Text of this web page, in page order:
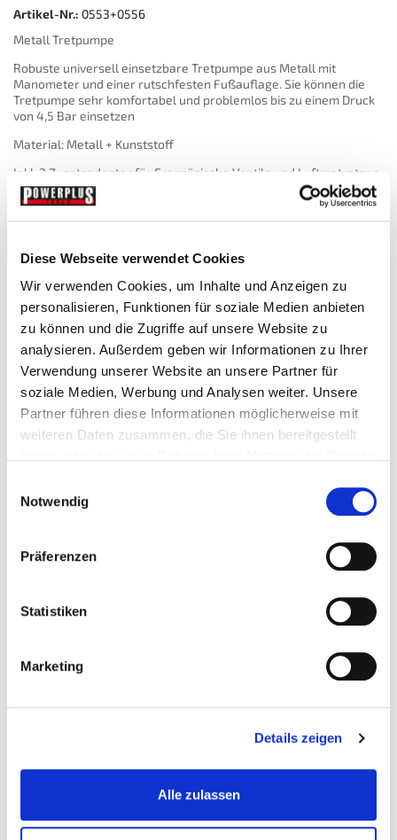
Diese Webseite verwendet Cookies
Wir verwenden Cookies, um Inhalte und Anzeigen zu
personalisieren, Funktionen für soziale Medien anbieten
zu können und die Zugriffe auf unsere Website zu
analysieren. Außerdem geben wir Informationen zu Ihrer
Verwendung unserer Website an unsere Partner für
soziale Medien, Werbung und Analysen weiter. Unsere
Partner führen diese Informationen möglicherweise mit
weiteren Daten zusammen, die Sie ihnen bereitgestellt
Notwendig
Präferenzen
Statistiken
Marketing
Details zeigen
Alle zulassen
Artikel-Nr.: 0553+0556
Metall Tretpumpe
Robuste universell einsetzbare Tretpumpe aus Metall mit
Manometer und einer rutschfesten Fußauflage. Sie können die
Tretpumpe sehr komfortabel und problemlos bis zu einem Druck
von 4,5 Bar einsetzen
Material: Metall + Kunststoff
Inkl. 2 Zusatzadapter für Französische Ventile und Luftmatratzen
Anti-Rutsch-Fußauflage - Schlauch mit Halterschelle
€ 14,95 inkl. MwSt.
zzgl.Versandkosten
Menge
PowerPunkte.